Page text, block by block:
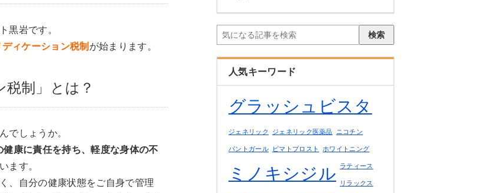
黒岩です。
ィケーション税制 が始まります。
税制」とは？
でしょうか。
健康に責任を持ち、軽度な身体の不
ます。
、自分の健康状態をご自身で管理
検索
人気キーワード
グラッシュビスタ
ジェネリック ジェネリック医薬品 ニコチン
パントガール ビマトプロスト ホワイトニング
ミノキシジル ラティース
リラックス